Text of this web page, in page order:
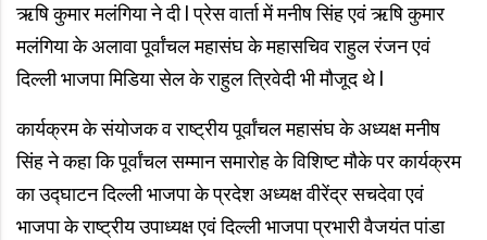
ऋषि कुमार मलंगिया ने दी l प्रेस वार्ता में मनीष सिंह एवं ऋषि कुमार
मलंगिया के अलावा पूर्वांचल महासंघ के महासचिव राहुल रंजन एवं
दिल्ली भाजपा मिडिया सेल के राहुल त्रिवेदी भी मौजूद थे l
कार्यक्रम के संयोजक व राष्ट्रीय पूर्वांचल महासंघ के अध्यक्ष मनीष
सिंह ने कहा कि पूर्वांचल सम्मान समारोह के विशिष्ट मौके पर कार्यक्रम
का उद्घाटन दिल्ली भाजपा के प्रदेश अध्यक्ष वीरेंद्र सचदेवा एवं
भाजपा के राष्ट्रीय उपाध्यक्ष एवं दिल्ली भाजपा प्रभारी वैजयंत पांडा